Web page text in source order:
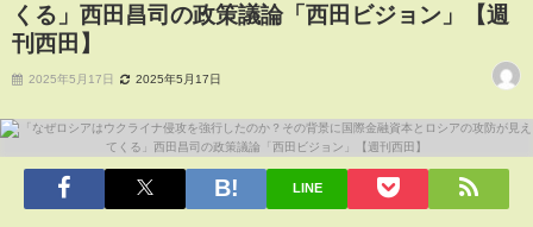
くる」西田昌司の政策議論「西田ビジョン」【週
刊西田】
2025年5月17日 2025年5月17日
LINE